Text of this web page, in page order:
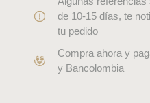
de 10-15 días, te
tu pedido
Compra ahora y
y Bancolombia